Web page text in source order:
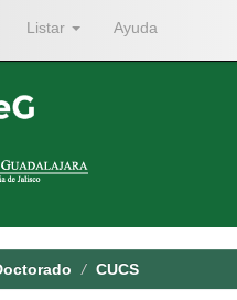
Listar Ayuda
CUCS